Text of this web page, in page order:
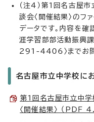
（注4）第1回名古屋
談会〈開催結果〉のフ
データです。内容を確
涯学習部部活動振興
291-4406〉までお問
名古屋市立中学校に
第1回名古屋市立中学
〈開催結果〉 （PDF